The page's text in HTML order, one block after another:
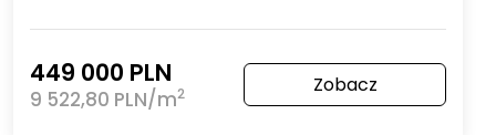
449 000 PLN
9 522,80 PLN/m2 Zobacz